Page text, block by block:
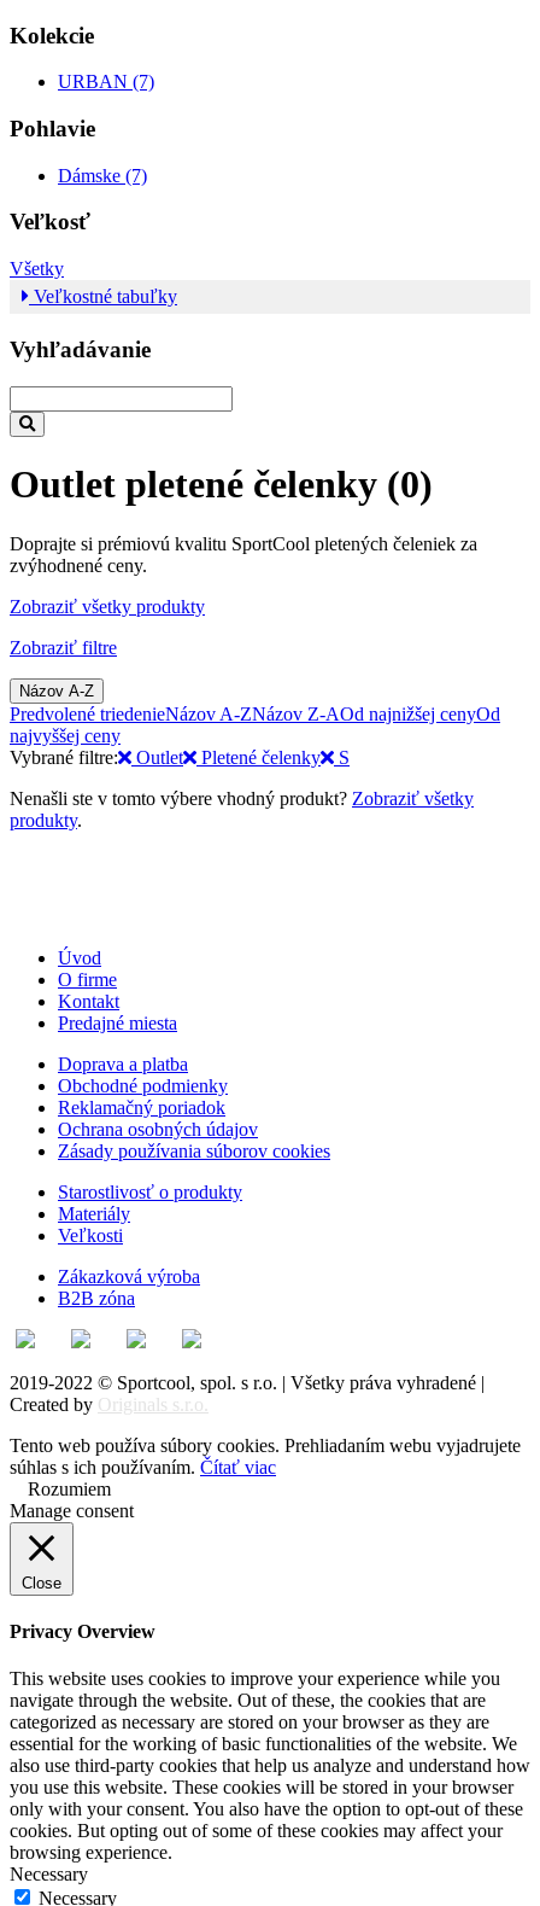
Kolekcie
URBAN (7)
Pohlavie
Dámske (7)
Veľkosť
Všetky
Veľkostné tabuľky
Vyhľadávanie
Outlet pletené čelenky (0)
Doprajte si prémiovú kvalitu SportCool pletených čeleniek za
zvýhodnené ceny.
Zobraziť všetky produkty
Zobraziť filtre
Názov A-Z
Predvolené triedenieNázov A-ZNázov Z-AOd najnižšej cenyOd
najvyššej ceny
Vybrané filtre:
Outlet Pletené čelenky
S
Nenašli ste v tomto výbere vhodný produkt? Zobraziť všetky
produkty.
Úvod
O firme
Kontakt
Predajné miesta
Doprava a platba
Obchodné podmienky
Reklamačný poriadok
Ochrana osobných údajov
Zásady používania súborov cookies
Starostlivosť o produkty
Materiály
Veľkosti
Zákazková výroba
B2B zóna
2019-2022 © Sportcool, spol. s r.o. | Všetky práva vyhradené |
Created by Originals s.r.o.
Tento web používa súbory cookies. Prehliadaním webu vyjadrujete
súhlas s ich používaním. Čítať viac
Rozumiem
Manage consent
Close
Privacy Overview
This website uses cookies to improve your experience while you
navigate through the website. Out of these, the cookies that are
categorized as necessary are stored on your browser as they are
essential for the working of basic functionalities of the website. We
also use third-party cookies that help us analyze and understand how
you use this website. These cookies will be stored in your browser
only with your consent. You also have the option to opt-out of these
cookies. But opting out of some of these cookies may affect your
browsing experience.
Necessary
Necessary